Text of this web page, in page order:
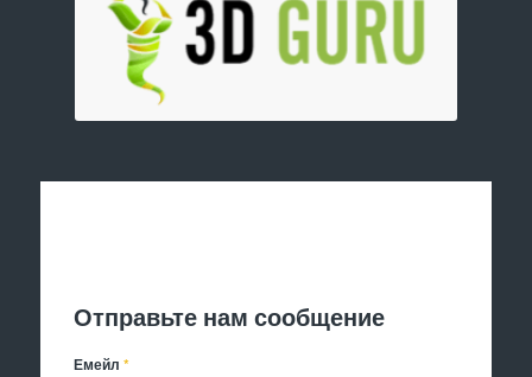
Отправьте нам сообщение
Емейл*